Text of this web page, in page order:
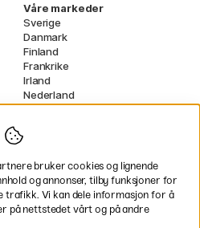
Våre markeder
Sverige
Danmark
Finland
Frankrike
Irland
Nederland
Tyskland
* Spesifikkefraktvilkårgjelder for
voluminøse varer.
bruker cookies og lignende
og annonser, tilby funksjoner for
trafikk. Vi kan dele informasjon for å
på nettstedet vårt og på andre